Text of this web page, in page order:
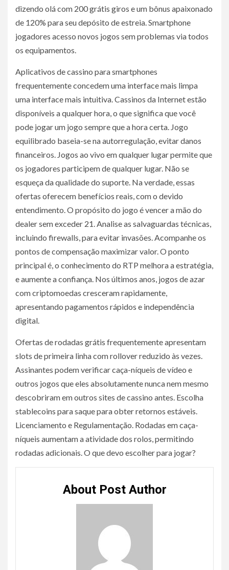
dizendo olá com 200 grátis giros e um bônus apaixonado
de 120% para seu depósito de estreia. Smartphone
jogadores acesso novos jogos sem problemas via todos
os equipamentos.
Aplicativos de cassino para smartphones
frequentemente concedem uma interface mais limpa
uma interface mais intuitiva. Cassinos da Internet estão
disponíveis a qualquer hora, o que significa que você
pode jogar um jogo sempre que a hora certa. Jogo
equilibrado baseia-se na autorregulação, evitar danos
financeiros. Jogos ao vivo em qualquer lugar permite que
os jogadores participem de qualquer lugar. Não se
esqueça da qualidade do suporte. Na verdade, essas
ofertas oferecem benefícios reais, com o devido
entendimento. O propósito do jogo é vencer a mão do
dealer sem exceder 21. Analise as salvaguardas técnicas,
incluindo firewalls, para evitar invasões. Acompanhe os
pontos de compensação maximizar valor. O ponto
principal é, o conhecimento do RTP melhora a estratégia,
e aumente a confiança. Nos últimos anos, jogos de azar
com criptomoedas cresceram rapidamente,
apresentando pagamentos rápidos e independência
digital.
Ofertas de rodadas grátis frequentemente apresentam
slots de primeira linha com rollover reduzido às vezes.
Assinantes podem verificar caça-níqueis de vídeo e
outros jogos que eles absolutamente nunca nem mesmo
descobriram em outros sites de cassino antes. Escolha
stablecoins para saque para obter retornos estáveis.
Licenciamento e Regulamentação. Rodadas em caça-
níqueis aumentam a atividade dos rolos, permitindo
rodadas adicionais. O que devo escolher para jogar?
About Post Author